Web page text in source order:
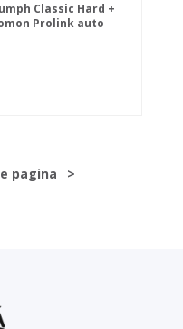
Classic Hard +
Prolink auto
pagina >